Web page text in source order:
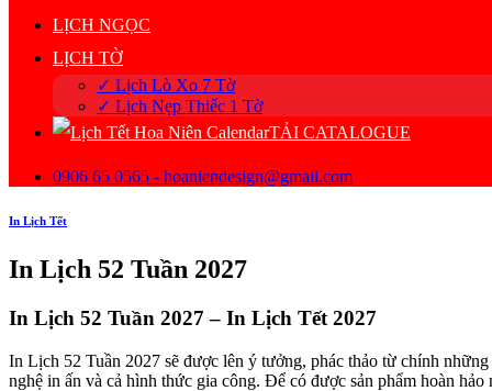
LỊCH NGỌC
LỊCH TỜ
✓ Lịch Lò Xo 7 Tờ
✓ Lịch Nẹp Thiếc 1 Tờ
TẢI CATALOGUE
0906 65 0565 - hoaniendesign@gmail.com
In Lịch Tết
In Lịch 52 Tuần 2027
In Lịch 52 Tuần 2027 – In Lịch Tết 2027
In Lịch 52 Tuần 2027 sẽ được lên ý tưởng, phác thảo từ chính
nghệ in ấn và cả hình thức gia công. Để có được sản phẩm hoàn